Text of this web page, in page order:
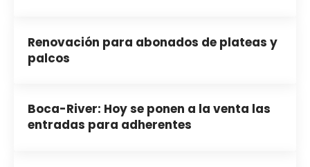
Renovación para abonados de plateas y
palcos
Boca-River: Hoy se ponen a la venta las
entradas para adherentes